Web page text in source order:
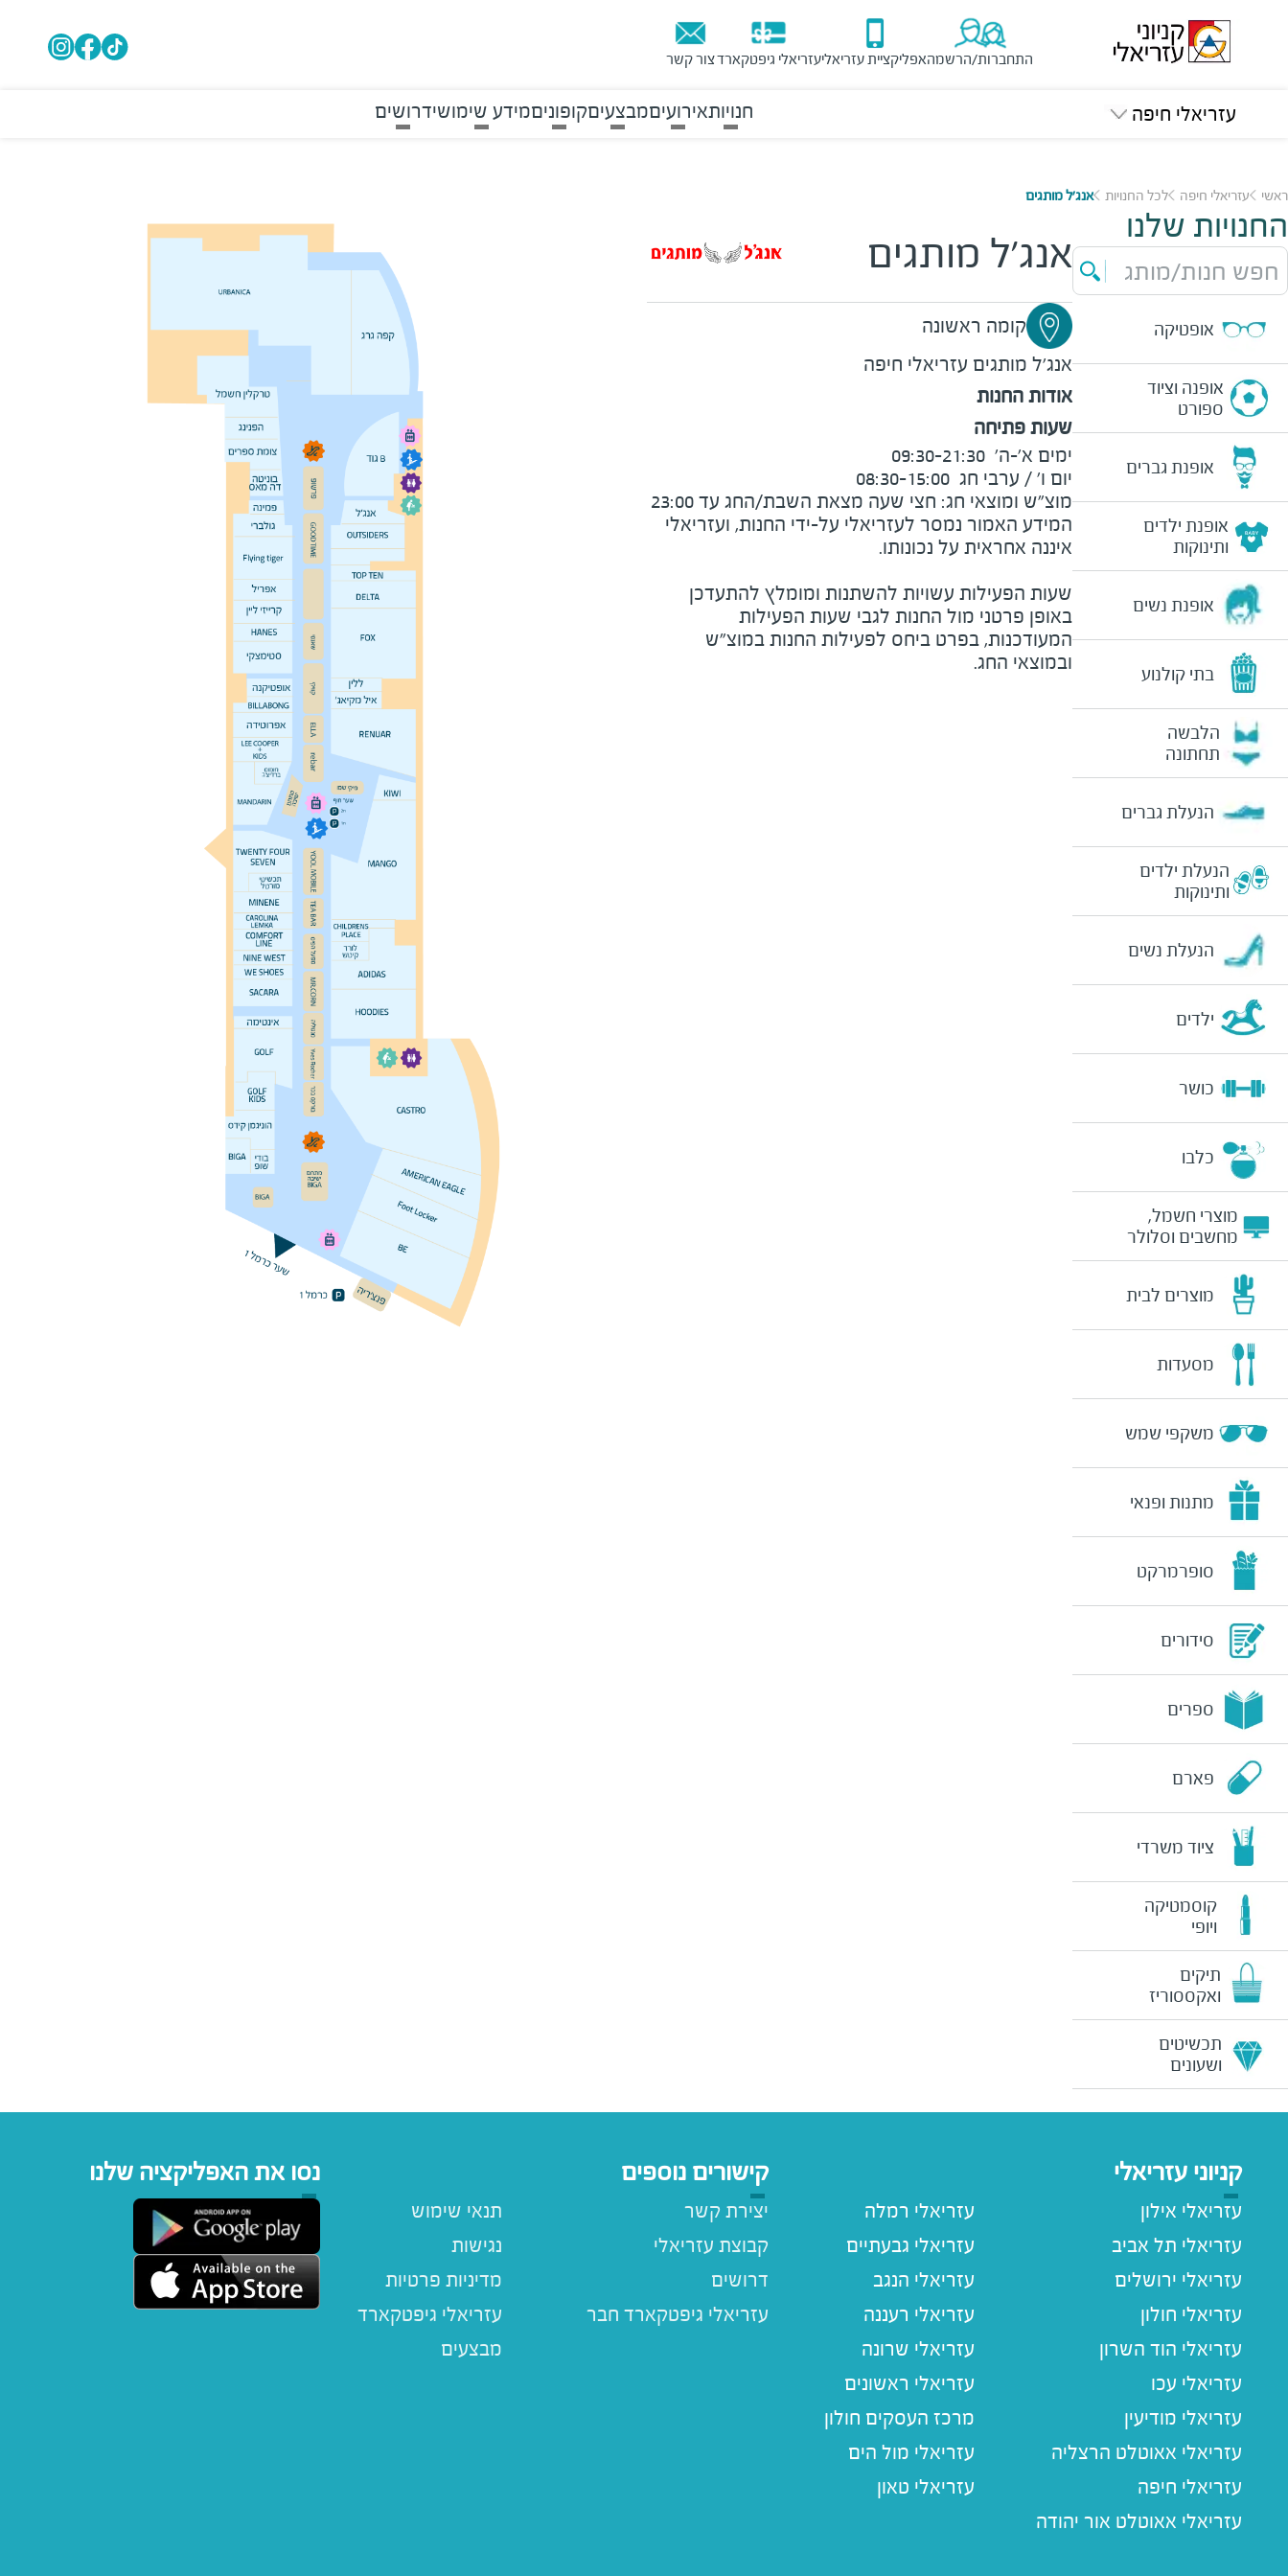
התחברות/הרשמהאפליקציית עזריאליעזריאלי גיפטקארדצור קשר
עזריאלי חיפה חנויותאירועיםמבצעיםקופוניםמידע שימושידרושים
ראשי עזריאלי חיפה לכל החנויות אנג'ל מותגים
החנויות שלנו
חפש חנות/מותג
אופטיקה
אופנה וציוד
ספורט
אופנת גברים
אופנת ילדים
ותינוקות
אופנת נשים
בתי קולנוע
הלבשה
תחתונה
הנעלת גברים
הנעלת ילדים
ותינוקות
הנעלת נשים
ילדים
כושר
כלבו
מוצרי חשמל,
מחשבים וסלולר
מוצרים לבית
מסעדות
משקפי שמש
מתנות ופנאי
סופרמרקט
סידורים
ספרים
פארם
ציוד משרדי
קוסמטיקה
ויופי
תיקים
ואקססוריז
תכשיטים
ושעונים
אנג'ל מותגים
קומה ראשונה
אנג'ל מותגים עזריאלי חיפה
אודות החנות
שעות פתיחה
מוצ"ש ומוצאי חג: חצי שעה מצאת השבת/החג עד 23:00
המידע האמור נמסר לעזריאלי על-ידי החנות, ועזריאלי
שעות הפעילות עשויות להשתנות ומומלץ להתעדכן
באופן פרטני מול החנות לגבי שעות הפעילות
המעודכנות, בפרט ביחס לפעילות החנות במוצ"ש
ובמוצאי החג.
קניוני עזריאלי
עזריאלי אילון
עזריאלי תל אביב
עזריאלי ירושלים
עזריאלי חולון
עזריאלי הוד השרון
עזריאלי עכו
עזריאלי מודיעין
עזריאלי אאוטלט הרצליה
עזריאלי חיפה
עזריאלי אאוטלט אור יהודה
עזריאלי רמלה
עזריאלי גבעתיים
עזריאלי הנגב
עזריאלי רעננה
עזריאלי שרונה
עזריאלי ראשונים
מרכז העסקים חולון
עזריאלי מול הים
עזריאלי טאון
קישורים נוספים
תנאי שימוש
נגישות
מדיניות פרטיות
עזריאלי גיפטקארד
מבצעים
יצירת קשר
קבוצת עזריאלי
דרושים
נסו את האפליקציה שלנו